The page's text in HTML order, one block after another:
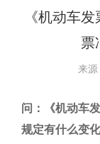
《机动车
票
来
问：《机动车
规定有什么变